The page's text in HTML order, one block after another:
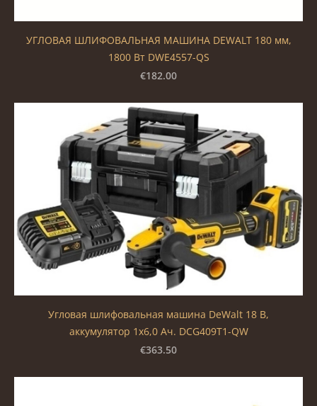
УГЛОВАЯ ШЛИФОВАЛЬНАЯ МАШИНА DEWALT 180 мм,
1800 Вт DWE4557-QS
€182.00
Угловая шлифовальная машина DeWalt 18 В,
аккумулятор 1x6,0 Ач. DCG409T1-QW
€363.50